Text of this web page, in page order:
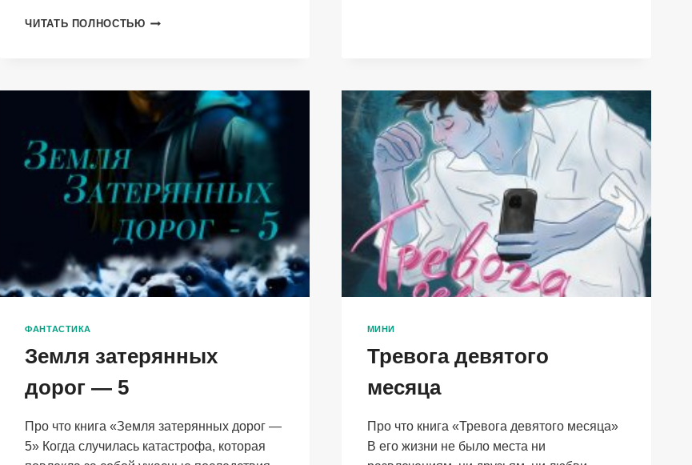
ЧИТАТЬ ПОЛНОСТЬЮ ВЕЛИКАЯ
ФАНТАСТИКА
Земля затерянных
дорог — 5
Про что книга «Земля затерянных дорог —
5» Когда случилась катастрофа, которая
МИНИ
Тревога девятого
месяца
Про что книга «Тревога девятого месяца»
В его жизни не было места ни